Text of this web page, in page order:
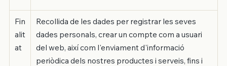
Fin
alit
at
Recollida de les dades per registrar les seves
dades personals, crear un compte com a usuari
del web, així com l'enviament d'informació
periòdica dels nostres productes i serveis, fins i